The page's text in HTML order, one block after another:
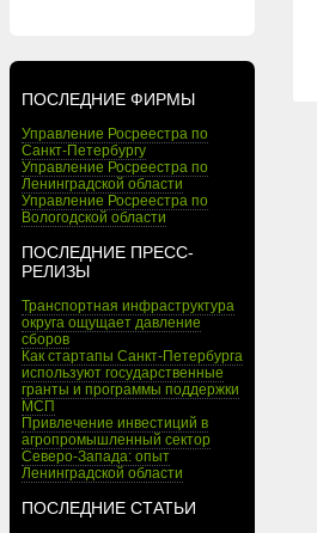
ПОСЛЕДНИЕ ФИРМЫ
Управление Росреестра по
Санкт-Петербургу
Управление Росреестра по
Ленинградской области
Управление Росреестра по
Вологодской области
ПОСЛЕДНИЕ ПРЕСС-
РЕЛИЗЫ
Транспортная инфраструктура
округа ощущает давление
сборов
Как стартапы Санкт-Петербурга
используют государственные
гранты и программы поддержки
МСП
Привлечение инвестиций в
агропромышленный сектор
Северо-Запада: опыт
Ленинградской области
ПОСЛЕДНИЕ СТАТЬИ